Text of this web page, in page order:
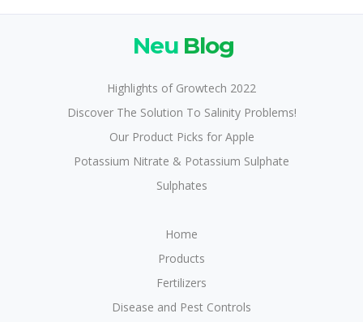
Neu Blog
Highlights of Growtech 2022
Discover The Solution To Salinity Problems!
Our Product Picks for Apple
Potassium Nitrate & Potassium Sulphate
Sulphates
Home
Products
Fertilizers
Disease and Pest Controls